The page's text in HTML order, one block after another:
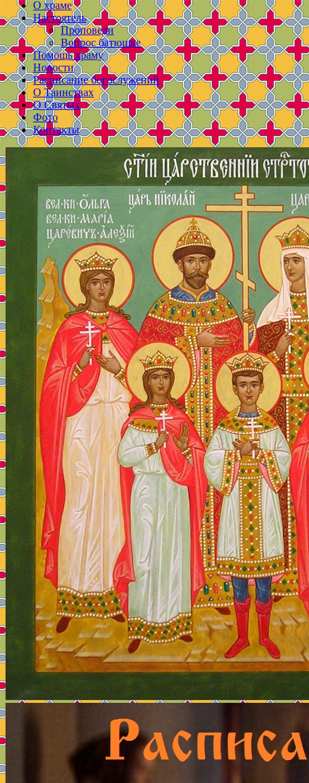
О храме
Настоятель
Проповеди
Вопрос батюшке
Помощь храму
Новости
Расписание богослужений
О Таинствах
О Святых
Фото
Контакты